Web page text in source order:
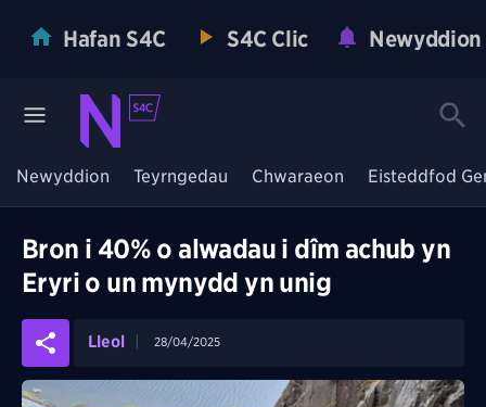
Hafan S4C S4C Clic Newyddion
Newyddion Teyrngedau Chwaraeon Eisteddfod
Bron i 40% o alwadau i dîm achub yn
Eryri o un mynydd yn unig
Lleol 28/04/2025